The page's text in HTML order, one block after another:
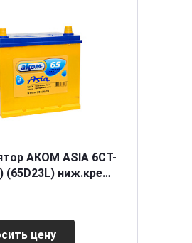
AКОМ ASIA 6СТ-
(65D23L) ниж.креп
цену